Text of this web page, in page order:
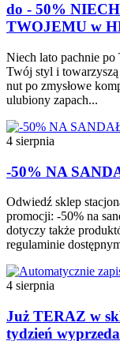
do - 50%
TWOJEMU w
Niech lato pachnie po
Twój styl i
nut po zmysłowe
ulubiony zapach...
4 sierpnia
-50% NA
Odwiedź sklep
promocji: -50% na
dotyczy także
regulaminie
4 sierpnia
Już TERAZ w
tydzień